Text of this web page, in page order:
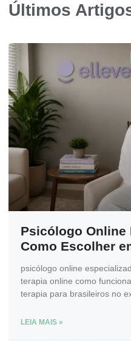
Últimos
Psicólogo Online
Como Escolher
psicólogo online
terapia online como
terapia para brasileiros no
LEIA MAIS »